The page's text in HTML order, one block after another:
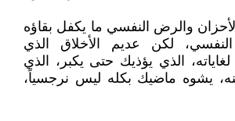
والرض النفسي ما يكفل بقاؤه
لكن عديم الأخلاق الذي
الذي يؤذيك حتى يكبر، الذي
يشوه ماضيك بكله ليس نرجسياً،